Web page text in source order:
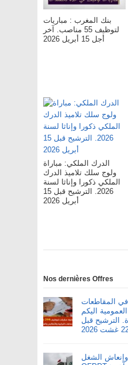
بنك المغرب : مباريات
لتوظيف 55 مناصب. آخر
أجل 15 أبريل 2026
الدرك الملكي: مباراة
ولوج سلك تلاميذ الدرك
الملكي ذكورا وإناثا لسنة
2026. الترشيح قبل 15
أبريل 2026
Nos dernières Offres
المقاطعات
اليكم
الترشيح قبل
2026
الشغل